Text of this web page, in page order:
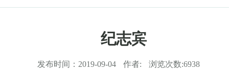
纪志宾
发布时间： 2019-09-04 作者: 浏览次数:6938